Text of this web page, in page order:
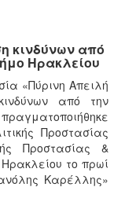
κινδύνων από
Ηρακλείου
«Πύρινη Απειλή
από την
Προστασίας
Προστασίας &
το πρωί
Καρέλλης»